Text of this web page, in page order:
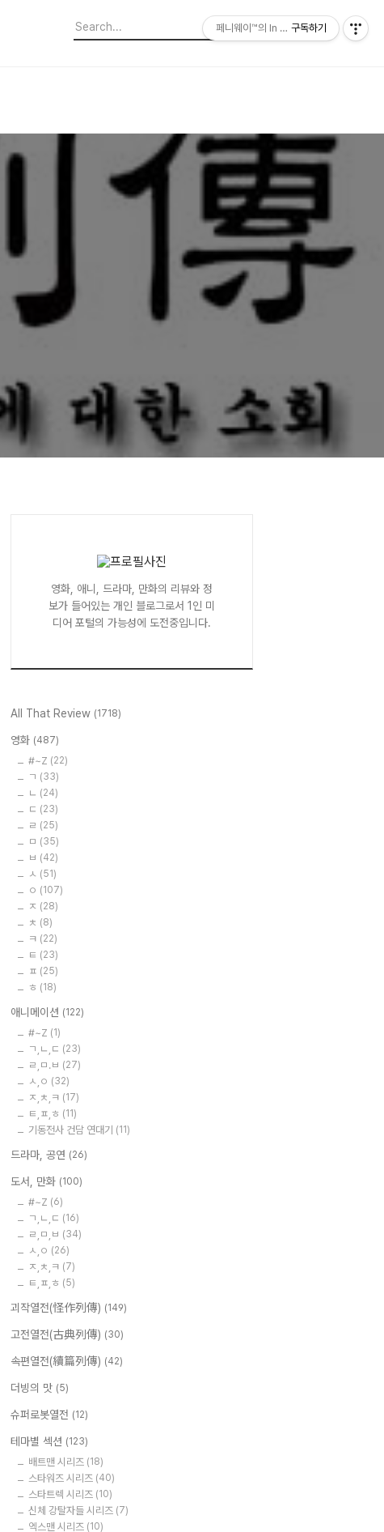
영화, 애니, 드라마, 만화의 리뷰와 정
보가 들어있는 개인 블로그로서 1인 미
디어 포털의 가능성에 도전중입니다.
All That Review (1718)
영화 (487)
#~Z (22)
ㄱ (33)
ㄴ (24)
ㄷ (23)
ㄹ (25)
ㅁ (35)
ㅂ (42)
ㅅ (51)
ㅇ (107)
ㅈ (28)
ㅊ (8)
ㅋ (22)
ㅌ (23)
ㅍ (25)
ㅎ (18)
애니메이션 (122)
#~Z (1)
ㄱ,ㄴ,ㄷ (23)
ㄹ,ㅁ.ㅂ (27)
ㅅ,ㅇ (32)
ㅈ,ㅊ,ㅋ (17)
ㅌ,ㅍ,ㅎ (11)
기동전사 건담 연대기 (11)
드라마, 공연 (26)
도서, 만화 (100)
#~Z (6)
ㄱ,ㄴ,ㄷ (16)
ㄹ,ㅁ,ㅂ (34)
ㅅ,ㅇ (26)
ㅈ,ㅊ,ㅋ (7)
ㅌ,ㅍ,ㅎ (5)
괴작열전(怪作列傳) (149)
고전열전(古典列傳) (30)
속편열전(續篇列傳) (42)
더빙의 맛 (5)
슈퍼로봇열전 (12)
테마별 섹션 (123)
배트맨 시리즈 (18)
스타워즈 시리즈 (40)
스타트렉 시리즈 (10)
신체 강탈자들 시리즈 (7)
엑스맨 시리즈 (10)
페니웨이™의 In This Film
구독하기